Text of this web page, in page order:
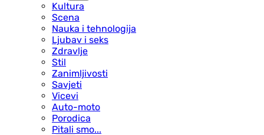
Kultura
Scena
Nauka i tehnologija
Ljubav i seks
Zdravlje
Stil
Zanimljivosti
Savjeti
Vicevi
Auto-moto
Porodica
Pitali smo...